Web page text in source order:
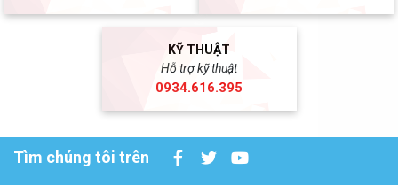
KỸ THUẬT
Hỗ trợ kỹ thuật
0934.616.395
Tìm chúng tôi trên